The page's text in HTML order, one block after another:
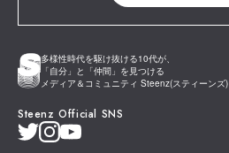
多様性時代を駆け抜ける10代が、
「自分」と「仲間」を見つける
メディア＆コミュニティ Steenz(スティーンズ)
Steenz Official SNS